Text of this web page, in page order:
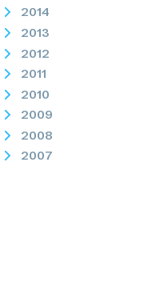
2014
2013
2012
2011
2010
2009
2008
2007